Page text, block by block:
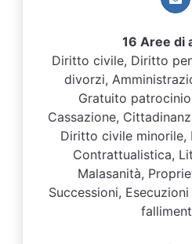
16 Aree di
Diritto civile, Diritto
divorzi,
Gratuito
Cassazione,
Diritto civile minorile,
Contrattualistica,
Malasanità,
Successioni,